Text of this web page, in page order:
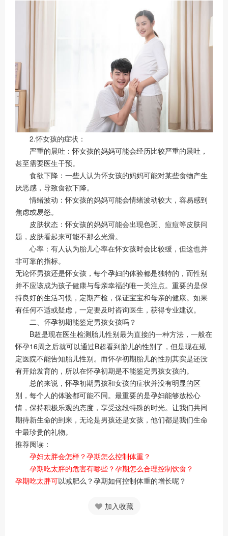
2.怀女孩的症状：
严重的晨吐：怀女孩的妈妈可能会经历比较严重的晨吐，
甚至需要医生干预。
食欲下降：一些人认为怀女孩的妈妈可能对某些食物产生
厌恶感，导致食欲下降。
情绪波动：怀女孩的妈妈可能会情绪波动较大，容易感到
焦虑或易怒。
皮肤状态：怀女孩的妈妈可能会出现色斑、痘痘等皮肤问
题，皮肤看起来可能不那么光滑。
心率：有人认为胎儿心率在怀女孩时会比较缓，但这也并
非可靠的指标。
无论怀男孩还是怀女孩，每个孕妇的体验都是独特的，而性别
并不应该成为孩子健康与母亲幸福的唯一关注点。重要的是保
持良好的生活习惯，定期产检，保证宝宝和母亲的健康。如果
有任何不适或疑虑，一定要及时咨询医生，获得专业建议。
二、怀孕初期能鉴定男孩女孩吗？
B超是现在医生检测胎儿性别最为直接的一种方法，一般在
怀孕16周之后就可以通过B超看到胎儿的性别了，但是现在规
定医院不能告知胎儿性别。而怀孕初期胎儿的性别其实是还没
有开始发育的，所以在怀孕初期是不能鉴定男孩女孩的。
总的来说，怀孕初期男孩和女孩的症状并没有明显的区
别，每个人的体验都可能不同。最重要的是孕妇能够放松心
情，保持积极乐观的态度，享受这段特殊的时光。让我们共同
期待新生命的到来，无论是男孩还是女孩，他们都是我们生命
中最珍贵的礼物。
推荐阅读：
孕妇太胖会怎样？孕期怎么控制体重？
孕期吃太胖的危害有哪些？孕期怎么合理控制饮食？
孕期吃太胖可以减肥么？孕期如何控制体重的增长呢？
加入收藏